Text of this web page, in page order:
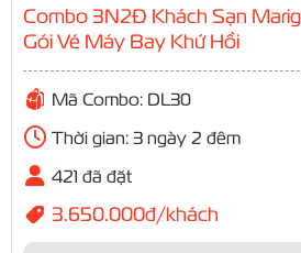
Combo 3N2Đ Khách Sạn
Gói Vé Máy Bay Khứ Hồi
Mã Combo: DL30
Thời gian: 3 ngày 2 đêm
421 đã đặt
3.650.000đ/khách